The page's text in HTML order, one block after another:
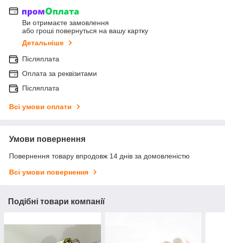
Ви отримаєте замовлення
або гроші повернуться на вашу картку
Детальніше
Післяплата
Оплата за реквізитами
Післяплата
Всі умови оплати
Умови повернення
Повернення товару впродовж 14 днів за домовленістю
Всі умови повернення
Подібні товари компанії